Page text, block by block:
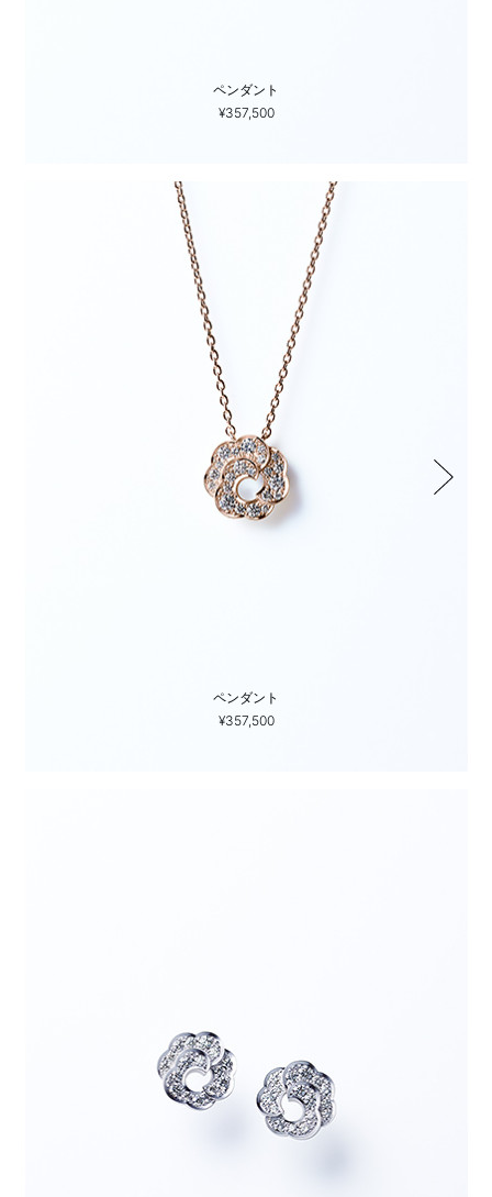
ペンダント
¥357,500
ペンダント
¥357,500